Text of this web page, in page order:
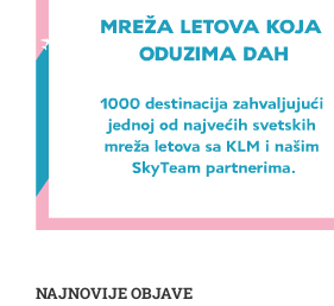
NAJNOVIJE OBJAVE